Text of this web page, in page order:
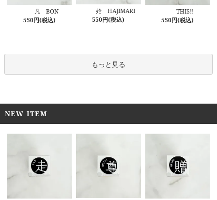
凡 BON
550円(税込)
始 HAJIMARI
550円(税込)
THIS!!
550円(税込)
もっと見る
NEW ITEM